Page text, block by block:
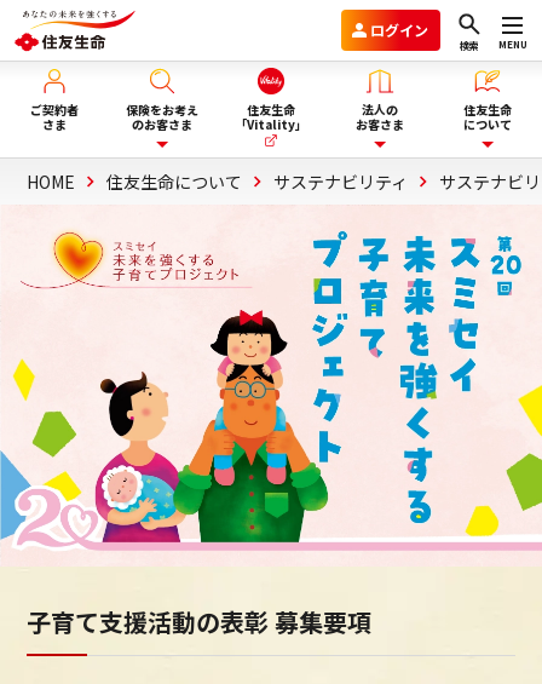
ログイン
検索 MENU
ご契約者
さま
保険をお考え
のお客さま
保険を選ぶ
ライフイベント・目的から選
保険選びにお悩みの方へ
ぴったり保険セレクター
資料請求
住友生命
「Vitality」
法人の
お客さま
企業年金のお客さま
団体保険と財形保険のお客さま
ウェルビーイング向上サービス
Vitality福利厚生タイプ
法人向け商品のご案内
ビジネスサポートプログラム
スミセイ法人クラブ
住友生命
について
住友生命グループVision2030
サステナビリティ
採用情報
HOME 住友生命について サステナビリティ サステナビ
子育て支援活動の表彰 募集要項